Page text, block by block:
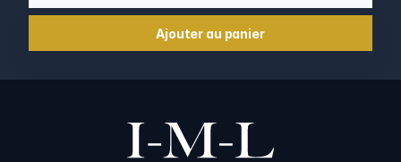
Ajouter au panier